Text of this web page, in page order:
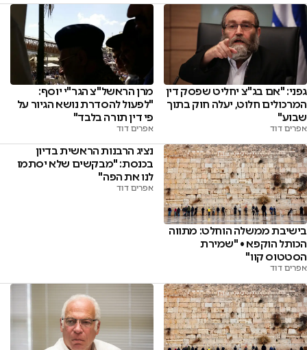
גפני: "אם בג"צ יחליט שפסק דין
המרכולים חלוט, יעלה חוק בתוך
שבוע"
אפרים דוד
מרן הראשל"צ הגר"י יוסף:
"לפעול להסדרת נושא הגיור על
פי דין תורה בלבד"
אפרים דוד
בישיבת ממשלה הוחלט: מתווה
הכותל הוקפא • "שמירת
הסטטוס קוו"
אפרים דוד
נציג הרבנות הראשית בדיון
בכנסת: "מבקשים שלא יסתמו
לנו את הפה"
אפרים דוד